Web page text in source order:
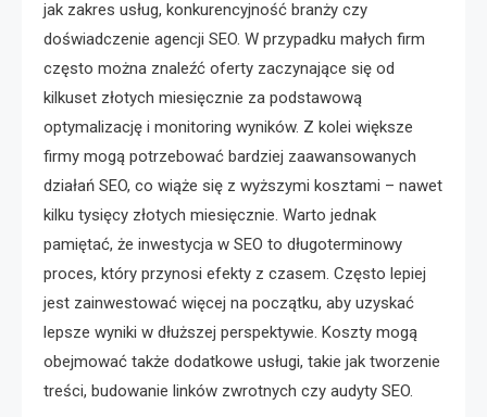
jak zakres usług, konkurencyjność branży czy
doświadczenie agencji SEO. W przypadku małych firm
często można znaleźć oferty zaczynające się od
kilkuset złotych miesięcznie za podstawową
optymalizację i monitoring wyników. Z kolei większe
firmy mogą potrzebować bardziej zaawansowanych
działań SEO, co wiąże się z wyższymi kosztami – nawet
kilku tysięcy złotych miesięcznie. Warto jednak
pamiętać, że inwestycja w SEO to długoterminowy
proces, który przynosi efekty z czasem. Często lepiej
jest zainwestować więcej na początku, aby uzyskać
lepsze wyniki w dłuższej perspektywie. Koszty mogą
obejmować także dodatkowe usługi, takie jak tworzenie
treści, budowanie linków zwrotnych czy audyty SEO.